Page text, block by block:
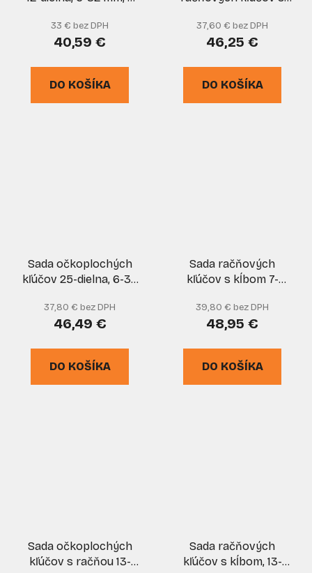
33 € bez DPH
40,59 €
DO KOŠÍKA
mm v kufríku, MAR-
POL
37,60 € bez DPH
46,25 €
DO KOŠÍKA
Sada očkoplochých
kľúčov 25-dielna, 6-32
37,80 € bez DPH
46,49 €
DO KOŠÍKA
Sada račňových
kľúčov s kĺbom 7-
TOOLS
39,80 € bez DPH
48,95 €
DO KOŠÍKA
Sada očkoplochých
kľúčov s račňou 13-
Sada račňových
kľúčov s kĺbom, 13-